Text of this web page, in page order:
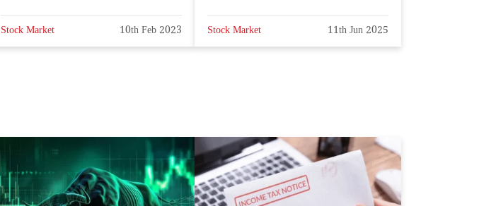
Stock Market 10th Feb 2023 Stock Market 11th Jun 2025